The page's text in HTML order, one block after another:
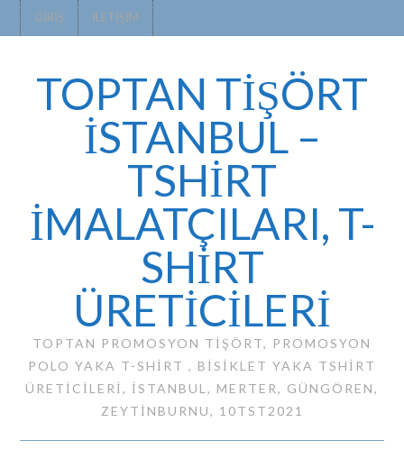
GIRIŞ İLETIŞIM
TOPTAN TİŞÖRT
İSTANBUL –
TSHIRT
IMALATÇILARI, T-
SHIRT
ÜRETICILERI
TOPTAN PROMOSYON TIŞÖRT, PROMOSYON
POLO YAKA T-SHIRT , BISIKLET YAKA TSHIRT
ÜRETICILERI, ISTANBUL, MERTER, GÜNGÖREN,
ZEYTINBURNU, 10TST2021